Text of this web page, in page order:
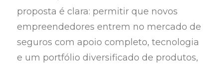
proposta é clara: permitir que novos
empreendedores entrem no mercado de
seguros com apoio completo, tecnologia
e um portfólio diversificado de produtos,